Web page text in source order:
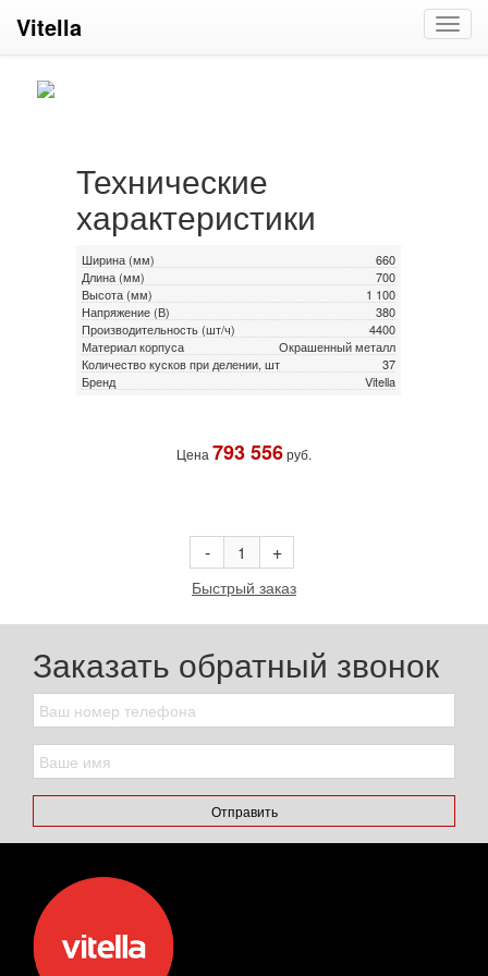
Vitella
Технические
характеристики
Ширина (мм)
660
Длина (мм)
700
Высота (мм)
1 100
Напряжение (В)
380
Производительность (шт/ч)
4400
Материал корпуса
Окрашенный металл
Количество кусков при делении, шт
37
Бренд
Vitella
Цена 793 556руб.
- +
Быстрый заказ
Заказать обратный звонок
Отправить